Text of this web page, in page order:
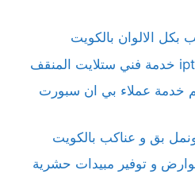
الالوان بالكويت
خدمة عملاء بي ان سبورت
بق و عناكب بالكويت
و توفير مبيدات حشرية